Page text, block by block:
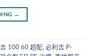
→
100 60 超配,必利吉 P-